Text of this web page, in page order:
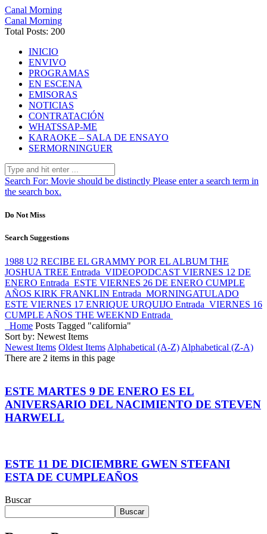
Canal Morning
Canal Morning
Total Posts: 200
INICIO
ENVIVO
PROGRAMAS
EN ESCENA
EMISORAS
NOTICIAS
CONTRATACIÓN
WHATSSAP-ME
KARAOKE – SALA DE ENSAYO
SERMORNINGUER
Search For: Movie should be distinctly Please enter a search term in
the search box.
Do Not Miss
Search Suggestions
1988 U2 RECIBE EL GRAMMY POR EL ALBUM THE
JOSHUA TREE Entrada VIDEOPODCAST VIERNES 12 DE
ENERO Entrada ESTE VIERNES 26 DE ENERO CUMPLE
AÑOS KIRK FRANKLIN Entrada MORNINGATULADO
ESTE VIERNES 17 ENRIQUE URQUIJO Entrada VIERNES 16
CUMPLE AÑOS THE WEEKND Entrada
Home Posts Tagged "california"
Sort by: Newest Items
Newest Items Oldest Items Alphabetical (A-Z) Alphabetical (Z-A)
There are 2 items in this page
ESTE MARTES 9 DE ENERO ES EL
ANIVERSARIO DEL NACIMIENTO DE STEVEN
HARWELL
ESTE 11 DE DICIEMBRE GWEN STEFANI
ESTA DE CUMPLEAÑOS
Buscar
Buscar